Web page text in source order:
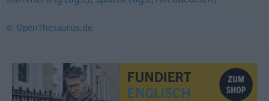
© OpenThesaurus.de